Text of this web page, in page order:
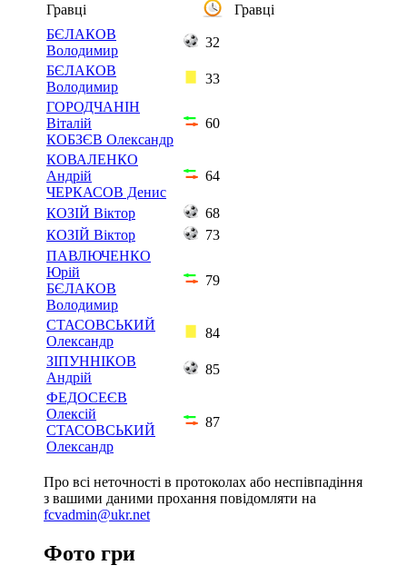
Гравці
Гравці
БЄЛАКОВ
Володимир
32
БЄЛАКОВ
Володимир
33
ГОРОДЧАНІН
Віталій
КОБЗЄВ Олександр
60
КОВАЛЕНКО
Андрій
ЧЕРКАСОВ Денис
64
КОЗІЙ Віктор
68
КОЗІЙ Віктор
73
ПАВЛЮЧЕНКО
Юрій
БЄЛАКОВ
Володимир
79
СТАСОВСЬКИЙ
Олександр
84
ЗІПУННІКОВ
Андрій
85
ФЕДОСЕЄВ
Олексій
СТАСОВСЬКИЙ
Олександр
87
Про всі неточності в протоколах або неспівпадіння
з вашими даними прохання повідомляти на
fcvadmin@ukr.net
Фото гри